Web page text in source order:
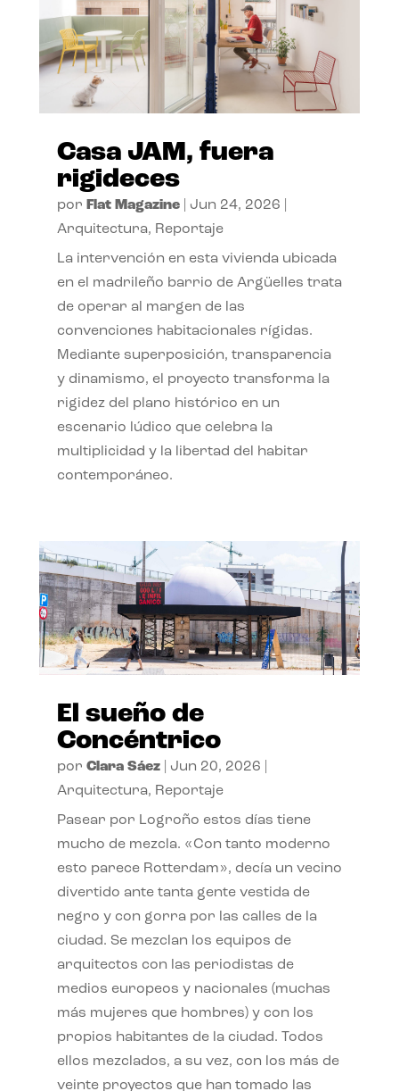
Casa JAM, fuera
rigideces
por Flat Magazine| Jun 24, 2026
Arquitectura, Reportaje
La intervención en esta vivienda ubicada
en el madrileño barrio de Argüelles trata
de operar al margen de las
convenciones habitacionales rígidas.
Mediante superposición, transparencia
y dinamismo, el proyecto transforma la
rigidez del plano histórico en un
escenario lúdico que celebra la
multiplicidad y la libertad del habitar
contemporáneo.
El sueño de
Concéntrico
por Clara Sáez| Jun 20, 2026
Arquitectura, Reportaje
Pasear por Logroño estos días tiene
mucho de mezcla. «Con tanto moderno
esto parece Rotterdam», decía un vecino
divertido ante tanta gente vestida de
negro y con gorra por las calles de la
ciudad. Se mezclan los equipos de
arquitectos con las periodistas de
medios europeos y nacionales (muchas
más mujeres que hombres) y con los
propios habitantes de la ciudad. Todos
ellos mezclados, a su vez, con los más de
veinte proyectos que han tomado las